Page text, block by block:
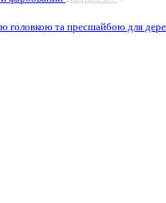
головкою та пресшайбою для